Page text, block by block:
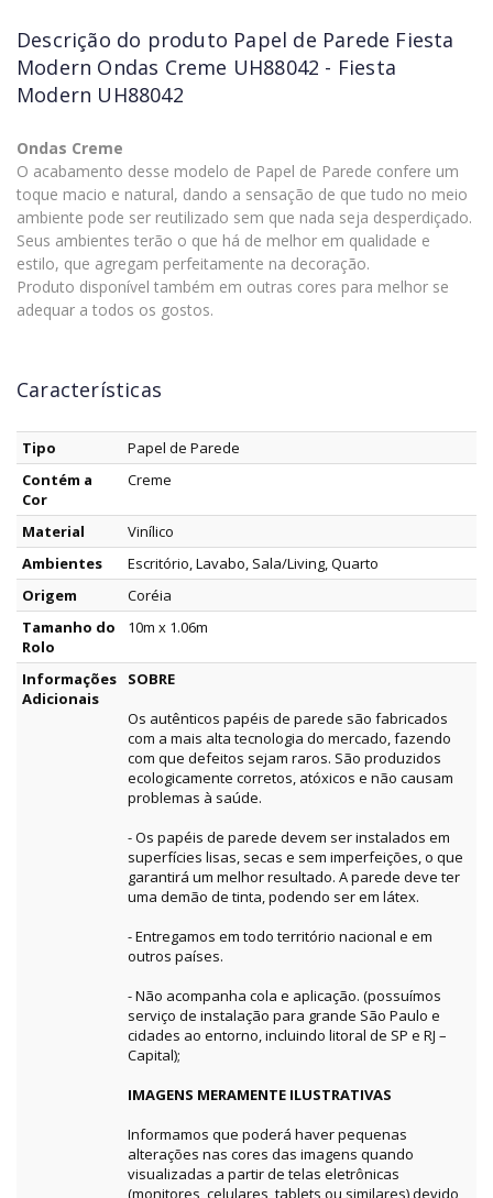
Descrição do produto Papel de Parede Fiesta
Modern Ondas Creme UH88042 - Fiesta
Modern UH88042
Ondas Creme
O acabamento desse modelo de Papel de Parede confere um
toque macio e natural, dando a sensação de que tudo no meio
ambiente pode ser reutilizado sem que nada seja desperdiçado.
Seus ambientes terão o que há de melhor em qualidade e
estilo, que agregam perfeitamente na decoração.
Produto disponível também em outras cores para melhor se
adequar a todos os gostos.
Características
Tipo
Papel de Parede
Contém a
Cor
Creme
Material
Vinílico
Ambientes
Escritório, Lavabo, Sala/Living, Quarto
Origem
Coréia
Tamanho do
Rolo
10m x 1.06m
Informações
Adicionais
SOBRE
Os autênticos papéis de parede são fabricados
com a mais alta tecnologia do mercado, fazendo
com que defeitos sejam raros. São produzidos
ecologicamente corretos, atóxicos e não causam
problemas à saúde.
- Os papéis de parede devem ser instalados em
superfícies lisas, secas e sem imperfeições, o que
garantirá um melhor resultado. A parede deve ter
uma demão de tinta, podendo ser em látex.
- Entregamos em todo território nacional e em
outros países.
- Não acompanha cola e aplicação. (possuímos
serviço de instalação para grande São Paulo e
cidades ao entorno, incluindo litoral de SP e RJ –
Capital);
IMAGENS MERAMENTE ILUSTRATIVAS
Informamos que poderá haver pequenas
alterações nas cores das imagens quando
visualizadas a partir de telas eletrônicas
(monitores, celulares, tablets ou similares) devido